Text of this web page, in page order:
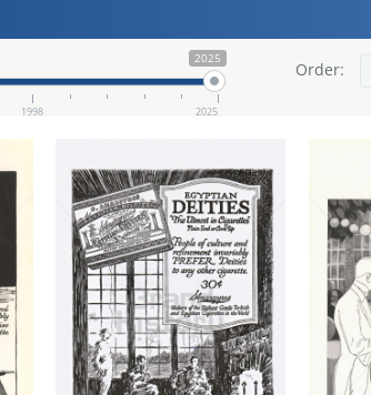
2025
1998 2025
Order:
EGYPTIAN DEITIES
EGYPTIAN DEITIES
1918